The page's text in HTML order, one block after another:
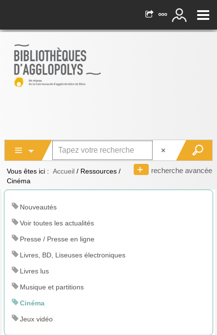
recherche avancée
Vous êtes ici : Accueil / Ressources /
Cinéma
Nouveautés
Voir toutes les actualités
Presse / Presse en ligne
Livres, BD, Liseuses électroniques
Livres lus
Musique et partitions
Cinéma
Jeux vidéo